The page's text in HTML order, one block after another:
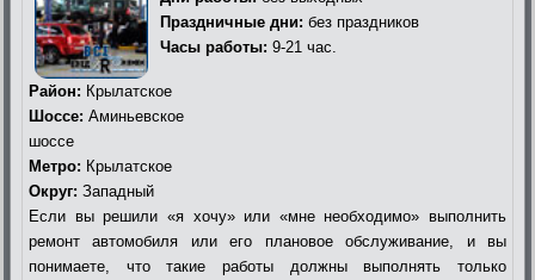
Праздничные дни: без праздников
Часы работы: 9-21 час.
Район: Крылатское
Шоссе: Аминьевское
шоссе
Метро: Крылатское
Округ: Западный
Если вы решили «я хочу» или «мне необходимо» выполнить
ремонт автомобиля или его плановое обслуживание, и вы
понимаете, что такие работы должны выполнять только